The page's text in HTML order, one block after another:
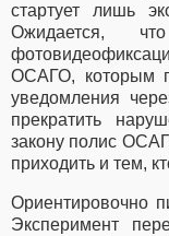
стартует лишь
Ожидается,
ОСАГО, которым
уведомления
прекратить
закону полис
приходить и тем,
Ориентировочно
Эксперимент